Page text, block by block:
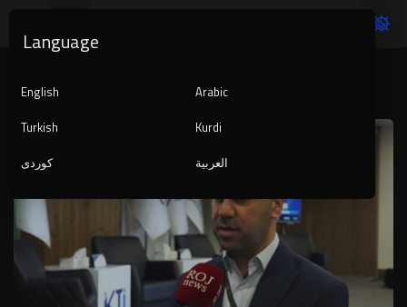
Latest videos
Language
English
Arabic
Turkish
Kurdi
کوردی
العربية